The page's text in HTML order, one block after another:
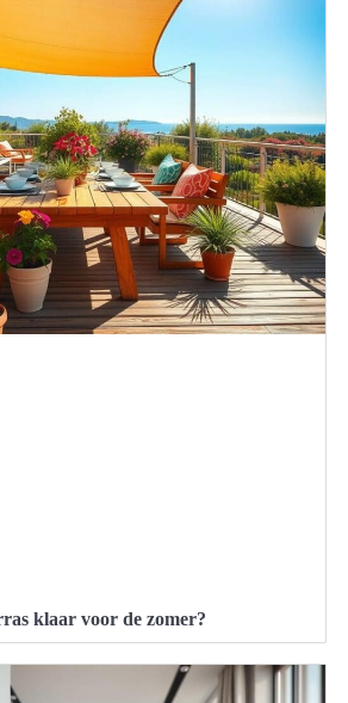
klaar voor de zomer?